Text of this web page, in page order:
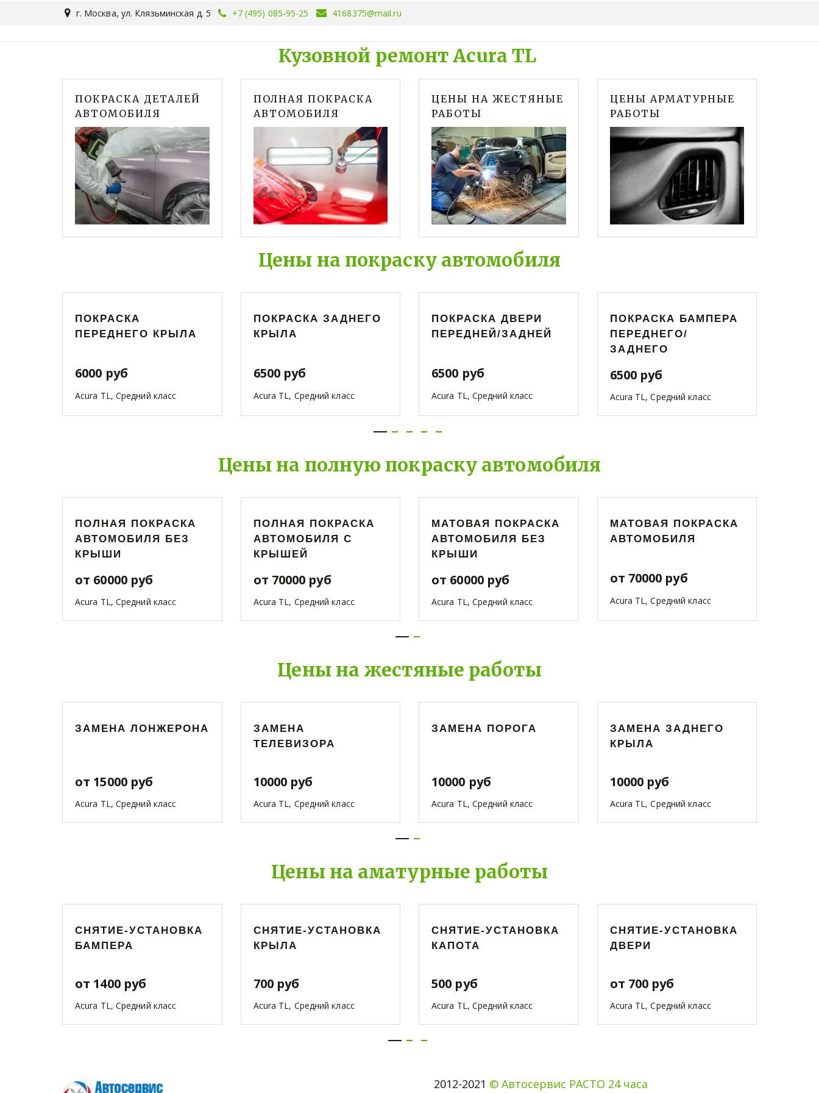
г. Москва, ул. Клязьминская д. 5 +7 (495) 085-95-25 4168375@mail.ru
Кузовной ремонт Acura TL­­
ПОКРАСКА ДЕТАЛЕЙ
АВТОМОБИЛЯ
ПОЛНАЯ ПОКРАСКА
АВТОМОБИЛЯ
ЦЕНЫ НА ЖЕСТЯНЫЕ
РАБОТЫ
ЦЕНЫ АРМАТУРНЫЕ
РАБОТЫ
Цены на покраску автомобиля
ПОКРАСКА
ПЕРЕДНЕГО КРЫЛА
6000 руб
Acura TL, Средний класс
ПОКРАСКА ЗАДНЕГО
КРЫЛА
6500 руб
Acura TL, Средний класс
ПОКРАСКА ДВЕРИ
ПЕРЕДНЕЙ/ЗАДНЕЙ
6500 руб
Acura TL, Средний класс
ПОКРАСКА БАМПЕРА
ПЕРЕДНЕГО/
ЗАДНЕГО
6500 руб
Acura TL, Средний класс
Цены на полную покраску автомобиля
ПОЛНАЯ ПОКРАСКА
АВТОМОБИЛЯ БЕЗ
КРЫШИ
от 60000 руб
Acura TL, Средний класс
ПОЛНАЯ ПОКРАСКА
АВТОМОБИЛЯ С
КРЫШЕЙ
от 70000 руб
Acura TL, Средний класс
МАТОВАЯ ПОКРАСКА
АВТОМОБИЛЯ БЕЗ
КРЫШИ
от 60000 руб
Acura TL, Средний класс
МАТОВАЯ ПОКРАСКА
АВТОМОБИЛЯ
от 70000 руб
Acura TL, Средний класс
Цены на жестяные работы
ЗАМЕНА ЛОНЖЕРОНА
от 15000 руб
Acura TL, Средний класс
ЗАМЕНА
ТЕЛЕВИЗОРА
10000 руб
Acura TL, Средний класс
ЗАМЕНА ПОРОГА
10000 руб
Acura TL, Средний класс
ЗАМЕНА ЗАДНЕГО
КРЫЛА
10000 руб
Acura TL, Средний класс
Цены на аматурные работы
СНЯТИЕ-УСТАНОВКА
БАМПЕРА
от 1400 руб
Acura TL, Средний класс
СНЯТИЕ-УСТАНОВКА
КРЫЛА
700 руб
Acura TL, Средний класс
СНЯТИЕ-УСТАНОВКА
КАПОТА
500 руб
Acura TL, Средний класс
СНЯТИЕ-УСТАНОВКА
ДВЕРИ
от 700 руб
Acura TL, Средний класс
2012-2021 © Автосервис РАСТО 24 часа